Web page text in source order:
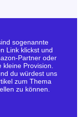
sogenannte
Link klickst und
Partner oder
Provision.
du würdest uns
zum Thema
zu können.